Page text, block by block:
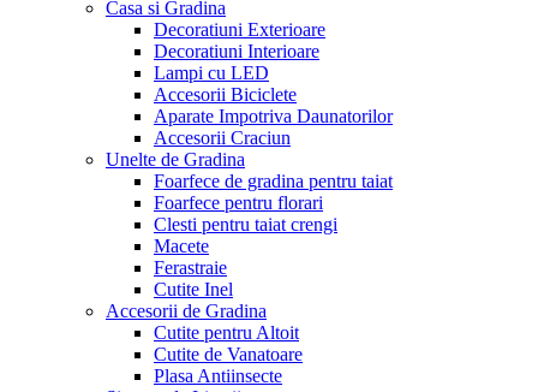
Casa si Gradina
Decoratiuni Exterioare
Decoratiuni Interioare
Lampi cu LED
Accesorii Biciclete
Aparate Impotriva Daunatorilor
Accesorii Craciun
Unelte de Gradina
Foarfece de gradina pentru taiat
Foarfece pentru florari
Clesti pentru taiat crengi
Macete
Ferastraie
Cutite Inel
Accesorii de Gradina
Cutite pentru Altoit
Cutite de Vanatoare
Plasa Antiinsecte